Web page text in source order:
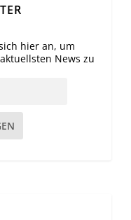
hier an, um
News zu